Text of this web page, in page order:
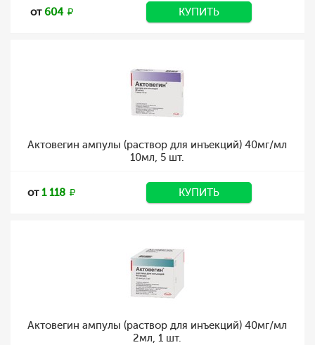
от604 КУПИТЬ
Актовегин ампулы (раствор для инъекций) 40мг/мл
10мл, 5 шт.
от1 118 КУПИТЬ
Актовегин ампулы (раствор для инъекций) 40мг/мл
2мл, 1 шт.